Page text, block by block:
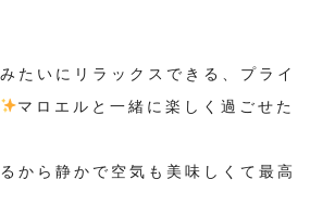
たいにリラックスできる、プライ
マロエルと一緒に楽しく過ごせた
から静かで空気も美味しくて最高